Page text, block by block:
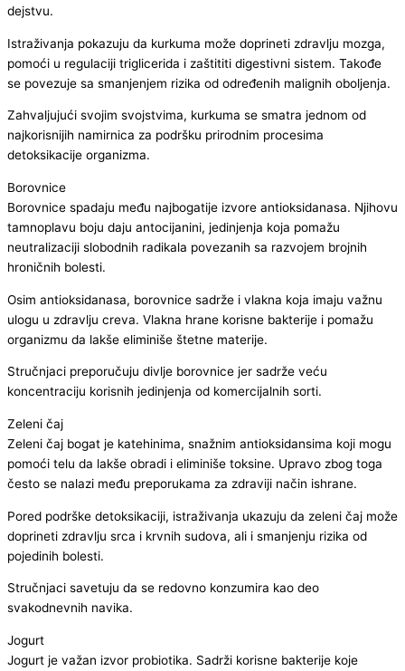
dejstvu.
Istraživanja pokazuju da kurkuma može doprineti zdravlju mozga,
pomoći u regulaciji triglicerida i zaštititi digestivni sistem. Takođe
se povezuje sa smanjenjem rizika od određenih malignih oboljenja.
Zahvaljujući svojim svojstvima, kurkuma se smatra jednom od
najkorisnijih namirnica za podršku prirodnim procesima
detoksikacije organizma.
Borovnice
Borovnice spadaju među najbogatije izvore antioksidanasa. Njihovu
tamnoplavu boju daju antocijanini, jedinjenja koja pomažu
neutralizaciji slobodnih radikala povezanih sa razvojem brojnih
hroničnih bolesti.
Osim antioksidanasa, borovnice sadrže i vlakna koja imaju važnu
ulogu u zdravlju creva. Vlakna hrane korisne bakterije i pomažu
organizmu da lakše eliminiše štetne materije.
Stručnjaci preporučuju divlje borovnice jer sadrže veću
koncentraciju korisnih jedinjenja od komercijalnih sorti.
Zeleni čaj
Zeleni čaj bogat je katehinima, snažnim antioksidansima koji mogu
pomoći telu da lakše obradi i eliminiše toksine. Upravo zbog toga
često se nalazi među preporukama za zdraviji način ishrane.
Pored podrške detoksikaciji, istraživanja ukazuju da zeleni čaj može
doprineti zdravlju srca i krvnih sudova, ali i smanjenju rizika od
pojedinih bolesti.
Stručnjaci savetuju da se redovno konzumira kao deo
svakodnevnih navika.
Jogurt
Jogurt je važan izvor probiotika. Sadrži korisne bakterije koje